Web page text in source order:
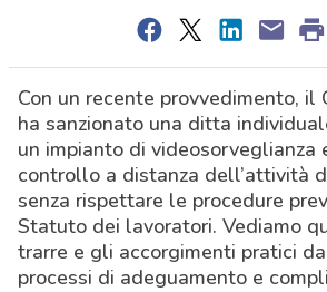
Con un recente provvedimento, il
ha sanzionato una ditta
un impianto di videosorveglianza
controllo a distanza dell’attività
senza rispettare le procedure
Statuto dei lavoratori. Vediamo
trarre e gli accorgimenti pratici
processi di adeguamento e